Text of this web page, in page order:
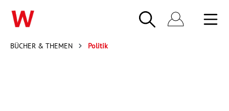
BÜCHER & THEMEN Politik